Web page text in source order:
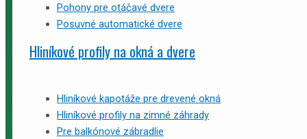
Pohony pre otáčavé dvere
Posuvné automatické dvere
Hliníkové profily na okná a dvere
Hliníkové kapotáže pre drevené okná
Hliníkové profily na zimné záhrady
Pre balkónové zábradlie